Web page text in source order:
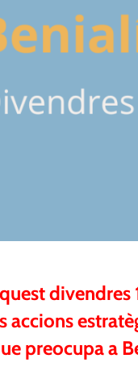
accions
preocupa a